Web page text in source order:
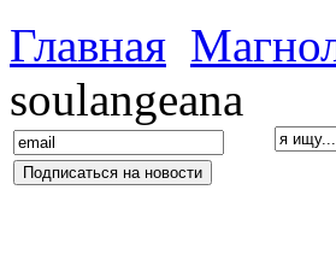
Главная
soulangeana